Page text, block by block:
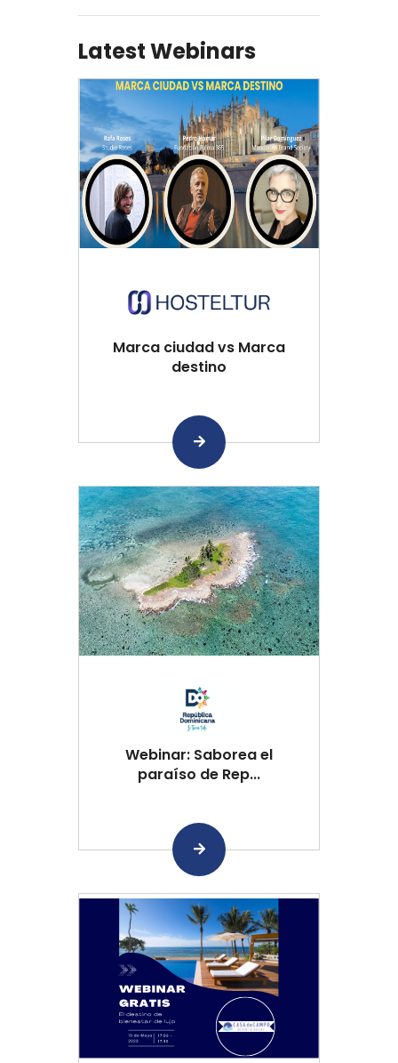
Latest Webinars
Marca ciudad vs Marca
destino
Webinar: Saborea el
paraíso de Rep...